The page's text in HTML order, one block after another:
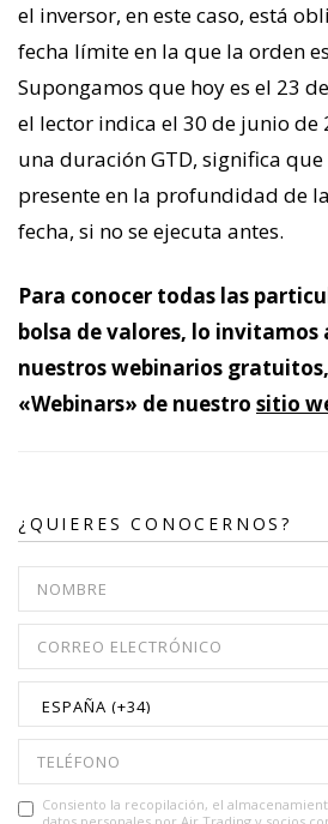
el inversor, en este caso, está
fecha límite en la que la orden
Supongamos que hoy es el 23
el lector indica el 30 de junio de
una duración GTD, significa
presente en la profundidad de
fecha, si no se ejecuta antes.
Para conocer todas las
bolsa de valores, lo invitamos
nuestros webinarios
«Webinars» de nuestro sitio
¿QUIERES CONOCERNOS?
Consiento la recopilación, el